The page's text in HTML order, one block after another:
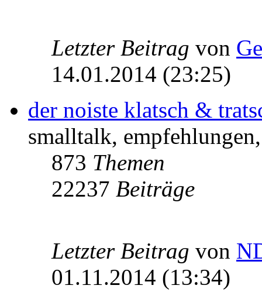
Letzter Beitrag von
14.01.2014 (23:25)
der noiste klatsch &
smalltalk,
873 Themen
22237 Beiträge
Letzter Beitrag von
01.11.2014 (13:34)